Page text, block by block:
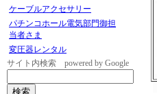
ケーブルアクセサリー
パチンコホール電気部門御担
当者さま
変圧器レンタル
サイト内検索 powered by Google